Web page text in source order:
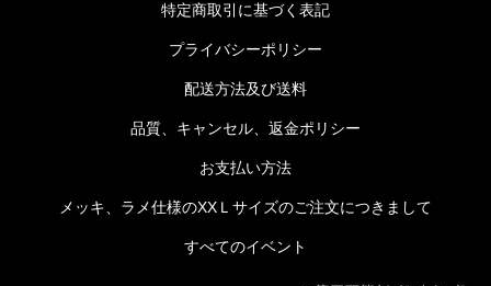
特定商取引に基づく表記
プライバシーポリシー
配送方法及び送料
品質、キャンセル、返金ポリシー
お支払い方法
メッキ、ラメ仕様のXXＬサイズのご注文につきまして
すべてのイベント